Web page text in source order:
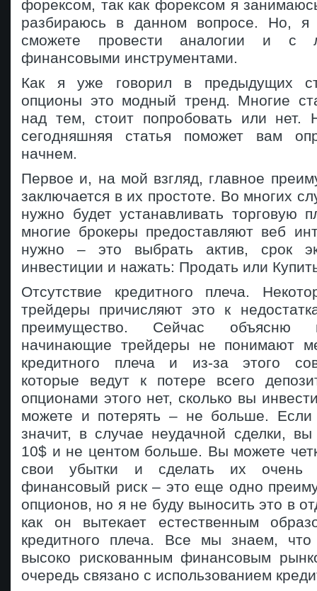
форексом, так как форексом я
разбираюсь в данном вопросе. Но,
сможете провести аналогии и с
финансовыми инструментами.
Как я уже говорил в предыдущих
опционы это модный тренд. Многие
над тем, стоит попробовать или нет.
сегодняшняя статья поможет вам
начнем.
Первое и, на мой взгляд, главное
заключается в их простоте. Во многих
нужно будет устанавливать торговую
многие брокеры предоставляют веб
нужно – это выбрать актив, срок
инвестиции и нажать: Продать или
Отсутствие кредитного плеча.
трейдеры причисляют это к
преимущество. Сейчас объясню
начинающие трейдеры не понимают
кредитного плеча и из-за этого
которые ведут к потере всего
опционами этого нет, сколько вы
можете и потерять – не больше.
значит, в случае неудачной сделки, вы
10$ и не центом больше. Вы можете
свои убытки и сделать их очень
финансовый риск – это еще одно
опционов, но я не буду выносить это в
как он вытекает естественным
кредитного плеча. Все мы знаем, что
высоко рискованным финансовым
очередь связано с использованием